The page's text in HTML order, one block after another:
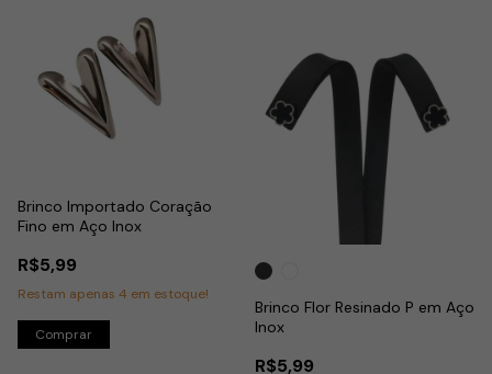
Brinco Importado Coração
Fino em Aço Inox
R$5,99
Restam apenas 4 em estoque!
Brinco Flor Resinado P em Aço
Inox
R$5,99